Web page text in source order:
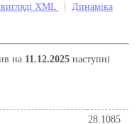
XML
Динаміка
на 11.12.2025 наступні
28.1085